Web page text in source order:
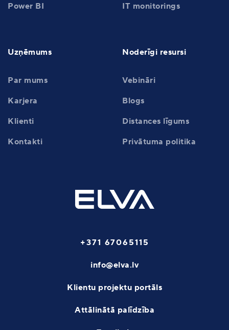
Power BI
IT monitorings
Uzņēmums
Par mums
Karjera
Klienti
Kontakti
Noderīgi resursi
Vebināri
Blogs
Distances līgums
Privātuma politika
+371 67065115
info@elva.lv
Klientu projektu portāls
Attālinātā palīdzība